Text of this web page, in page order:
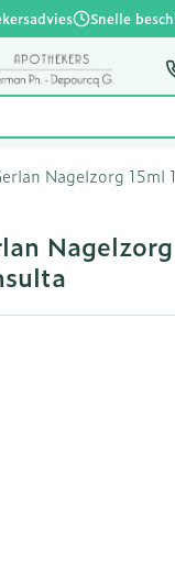
Snelle
Nagelzorg 15ml